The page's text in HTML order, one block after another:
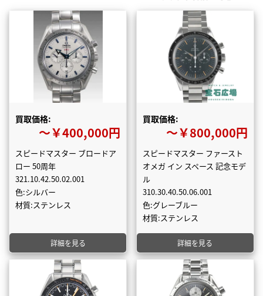
買取価格:
〜￥400,000円
スピードマスター ブロードア
ロー 50周年
321.10.42.50.02.001
色:シルバー
材質:ステンレス
詳細を見る
買取価格:
〜￥800,000円
スピードマスター ファースト
オメガ イン スペース 記念モデ
ル
310.30.40.50.06.001
色:グレーブルー
材質:ステンレス
詳細を見る